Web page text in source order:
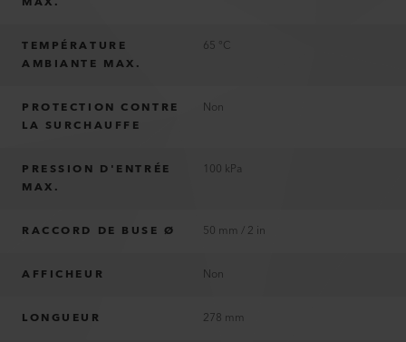
TEMPÉRATURE
AMBIANTE MAX.
65 °C
PROTECTION CONTRE
LA SURCHAUFFE
Non
PRESSION D'ENTRÉE
MAX.
100 kPa
RACCORD DE BUSE Ø 50 mm / 2 in
AFFICHEUR Non
LONGUEUR 278 mm